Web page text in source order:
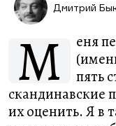
Дмитрий
М
еня
пять
скандинавские
их оценить. Я в